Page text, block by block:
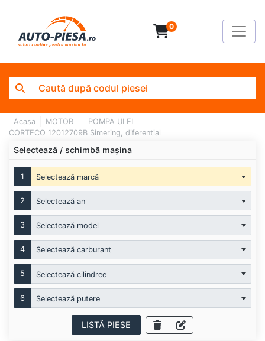
0
Acasa MOTOR
POMPA ULEI
CORTECO 12012709B Simering, diferential
Selectează / schimbă mașina
1 Selectează marcă
2 Selectează an
3 Selectează model
4 Selectează carburant
5 Selectează cilindree
6 Selectează putere
LISTĂ PIESE